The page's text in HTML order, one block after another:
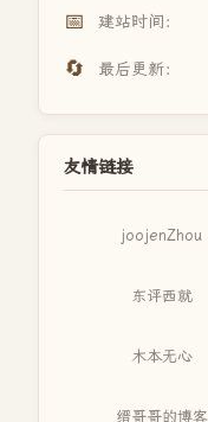
📅 建站时间：
🔄 最后更新：
友情链接
joojenZhou
东评西就
木本无心
缙哥哥的博客